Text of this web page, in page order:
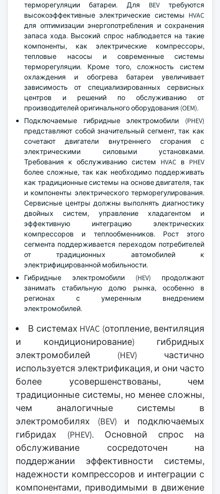
терморегуляции батареи. Для BEV требуются
высокоэффективные электрические системы HVAC
для оптимизации энергопотребления и сохранения
запаса хода. Высокий спрос наблюдается на такие
компоненты, как электрические компрессоры,
тепловые насосы и современные системы
терморегуляции. Кроме того, сложность систем
охлаждения и обогрева батареи увеличивает
зависимость от специализированных сервисных
центров и решений по обслуживанию от
производителей оригинального оборудования (OEM).
Подключаемые гибридные электромобили (PHEV)
представляют собой значительный сегмент, так как
сочетают двигатели внутреннего сгорания с
электрическими силовыми установками.
Требования к обслуживанию систем HVAC в PHEV
более сложные, так как необходимо поддерживать
как традиционные системы на основе двигателя, так
и компоненты электрического терморегулирования.
Сервисные центры должны выполнять диагностику
двойных систем, управление хладагентом и
эффективную интеграцию электрических
компрессоров и теплообменников. Рост этого
сегмента поддерживается переходом потребителей
от традиционных автомобилей к
электрифицированной мобильности.
Гибридные электромобили (HEV) продолжают
занимать стабильную долю рынка, особенно в
регионах с умеренным внедрением
электромобилей.
В системах HVAC (отопление, вентиляция
и кондиционирование) гибридных
электромобилей (HEV) частично
используется электрификация, и они часто
более усовершенствованы, чем
традиционные системы, но менее сложны,
чем аналогичные системы в
электромобилях (BEV) и подключаемых
гибридах (PHEV). Основной спрос на
обслуживание сосредоточен на
поддержании эффективности системы,
надежности компрессоров и интеграции с
компонентами, приводимыми в движение